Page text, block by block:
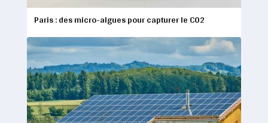
Paris : des micro-algues pour capturer le CO2